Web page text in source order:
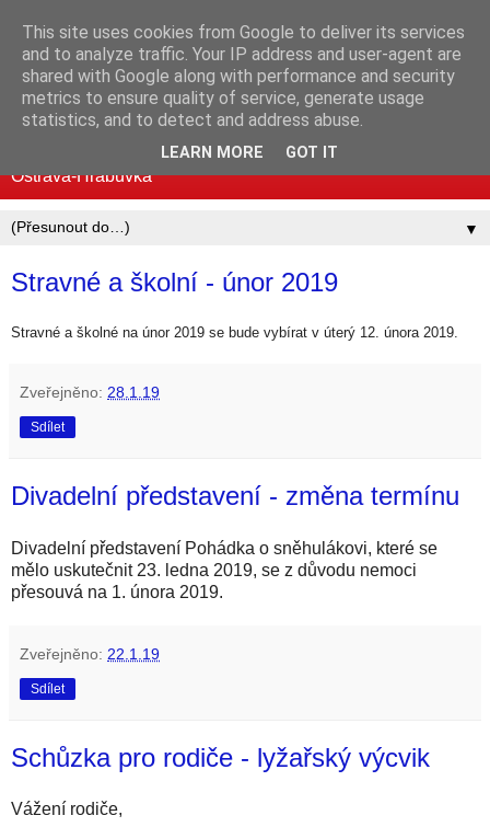
Mateřská škola MUDr.
Emílie Lukášové a Klegova
Standardní i logopedické třídy | Mjr. Nováka 30, 700 30
Ostrava-Hrabůvka
▼
Stravné a školní - únor 2019
Stravné a školné na únor 2019 se bude vybírat v úterý 12. února 2019.
Zveřejněno: 28.1.19
Sdílet
Divadelní představení - změna termínu
Divadelní představení Pohádka o sněhulákovi, které se
mělo uskutečnit 23. ledna 2019, se z důvodu nemoci
přesouvá na 1. února 2019.
Zveřejněno: 22.1.19
Sdílet
Schůzka pro rodiče - lyžařský výcvik
Vážení rodiče,
This site uses cookies from Google to deliver its services
and to analyze traffic. Your IP address and user-agent are
shared with Google along with performance and security
metrics to ensure quality of service, generate usage
statistics, and to detect and address abuse.
LEARN MORE GOT IT